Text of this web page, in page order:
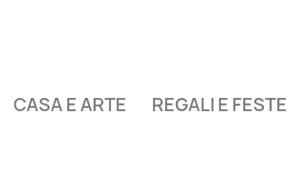
CASA E ARTE REGALI E FESTE